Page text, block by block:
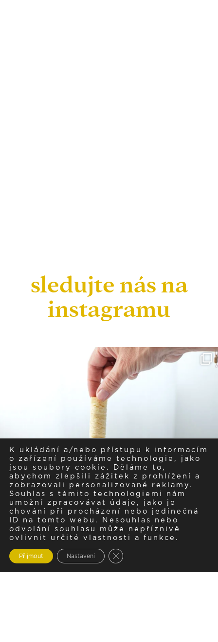
sledujte nás na
instagramu
K ukládání a/nebo přístupu k informacím
o zařízení používáme technologie, jako
jsou soubory cookie. Děláme to,
abychom zlepšili zážitek z prohlížení a
zobrazovali personalizované reklamy.
Souhlas s těmito technologiemi nám
umožní zpracovávat údaje, jako je
chování při procházení nebo jedinečná
ID na tomto webu. Nesouhlas nebo
odvolání souhlasu může nepříznivě
ovlivnit určité vlastnosti a funkce.
Přijmout Nastavení Zavřít cookie lištu GDPR